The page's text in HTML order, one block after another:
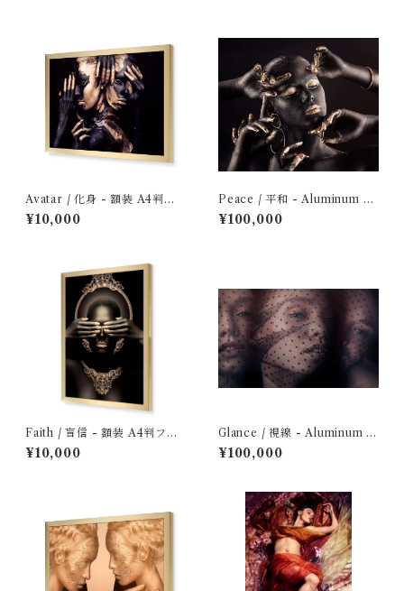
Avatar / 化身 - 額装 A4判フ
ォトプリント
¥10,000
Peace / 平和 - Aluminum Di
bond: Optimized Edition
¥100,000
Faith / 盲信 - 額装 A4判フォ
トプリント
¥10,000
Glance / 視線 - Aluminum D
ibond: Optimized Edition
¥100,000